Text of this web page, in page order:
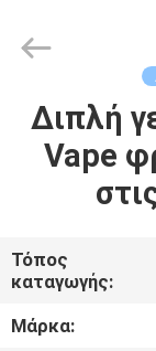
ΣΠΊΤΙ
ΠΡΟΪΌΝΤΑ
ΒΊΝΤΕΟ
ΠΕΡΊΠΟΥ
Rights
Διπλή
Vape
Τόπος
καταγωγής:
Μάρκα: